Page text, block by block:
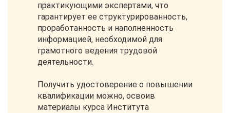
практикующими экспертами, что
гарантирует ее структурированность,
проработанность и наполненность
информацией, необходимой для
грамотного ведения трудовой
деятельности.
Получить удостоверение о повышении
квалификации можно, освоив
материалы курса Института